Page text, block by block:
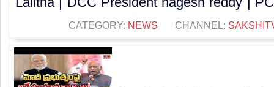
CATEGORY: NEWS CHANNEL: